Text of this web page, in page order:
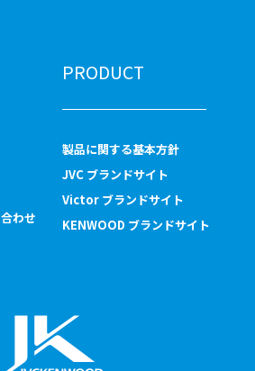
わせ
PRODUCT
製品に関する基本方針
JVC ブランドサイト
Victor ブランドサイト
KENWOOD ブランドサイト